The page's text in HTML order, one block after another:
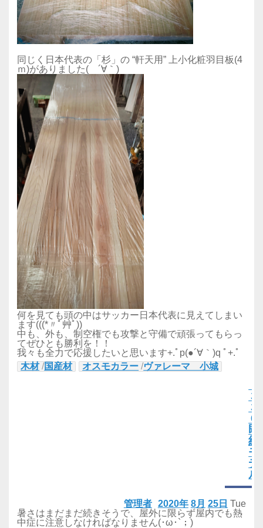
同じく日本代表の「杉」の “軒天用” 上小化粧羽目板(4
ｍ)がありました(ゞ´∀｀)
何を見ても頭の中はサッカー日本代表に見えてしまい
ます(((*〃ﾟ艸ﾟ))
中も、外も、制空権でも攻撃と守備で頑張ってもらっ
てぜひとも勝利を！！
我々も全力で応援したいと思います+.ﾟp(●´∀｀)q ﾟ+.ﾟ
木材/国産材 オスモカラー /ヴァレーマ 小城
３
３
即
納
モ
デ
ル
2020年 8月 25日 Tue
管理者
暑さはまだまだ続きそうで、屋外に限らず屋内でも熱
中症に注意しなければなりません(･ω･`；)